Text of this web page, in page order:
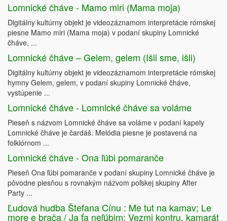
Lomnické čháve - Mamo miri (Mama moja)
Digitálny kultúrny objekt je videozáznamom interpretácie rómskej
piesne Mamo miri (Mama moja) v podaní skupiny Lomnické
čháve, ...
Lomnické čháve – Gelem, gelem (Išli sme, išli)
Digitálny kultúrny objekt je videozáznamom interpretácie rómskej
hymny Gelem, gelem, v podaní skupiny Lomnické čháve,
vystúpenie ...
Lomnické čháve - Lomnické čháve sa voláme
Pieseň s názvom Lomnické čháve sa voláme v podaní kapely
Lomnické čháve je čardáš. Melódia piesne je postavená na
folklórnom ...
Lomnické čháve - Ona ľúbi pomaranče
Pieseň Ona ľúbi pomaranče v podaní skupiny Lomnické čháve je
pôvodne piesňou s rovnakým názvom poľskej skupiny After
Party ...
Ľudová hudba Štefana Cínu : Me tut na kamav; Le
more e brača / Ja ťa neľúbim; Vezmi kontru, kamarát